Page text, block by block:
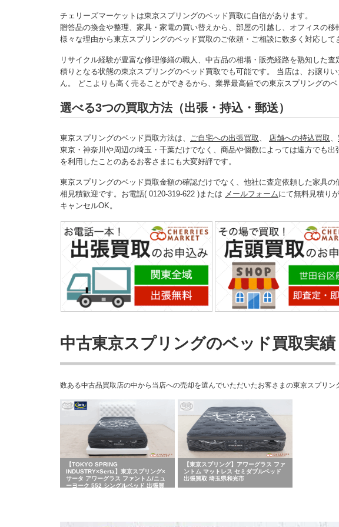
チェリーズマーケットは東京スプリングのベッド買取に自信があります。
贈答品の換金や整理、家具・家電の買い替えから、部屋の引越し、オフィスの移
様々な理由から東京スプリングのベッド買取のご依頼・ご相談に数多く対応して
リサイクル経験が豊富な修理修繕の職人、中古品の相場・販売経路を熟知した
積りとなる状態の東京スプリングのベッド買取でも可能です。 当店は、お譲り
ん。 どこよりも高く売ることができるから、業界最高値での東京スプリングのベ
選べる3つの買取方法（出張・持込・郵送）
東京スプリングのベッド買取方法は、 ご自宅への出張買取 、 店舗への持込買取 、
東京・神奈川や周辺の埼玉・千葉だけでなく、商品や個数によっては遠方でも
を利用したことのあるお客さまにも大変好評です。
東京スプリングのベッド買取金額の確認だけでなく、他社に査定依頼した家具
相見積歓迎です。お電話( 0120-319-622 )または メールフォームにて無料見積り
キャンセルOK。
中古東京スプリングのベッド買取実績
数ある中古品買取店の中から当店への売却を選んでいただいたお客さまの東京スプリン
【TOKYO SPRING
INDUSTRY×Serta】東京スプリング×
サータ アワーグラス ファントム/ニュ
ーヨーク 552 シングルベッド 出張買
【東京スプリング】アワーグラス ファ
ントム マットレス セミダブルベッド
出張買取 埼玉県和光市